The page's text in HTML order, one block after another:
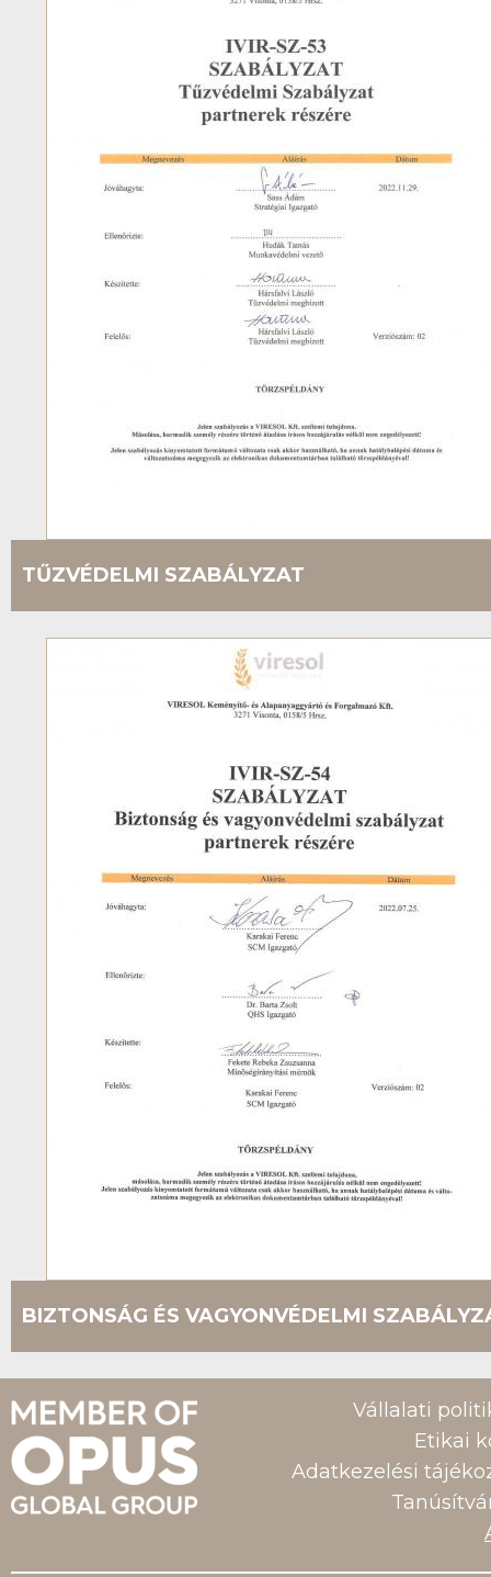
TŰZVÉDELMI SZABÁLYZAT
BIZTONSÁG ÉS VAGYONVÉDELMI
Vállalati
Etikai
Adatkezelési